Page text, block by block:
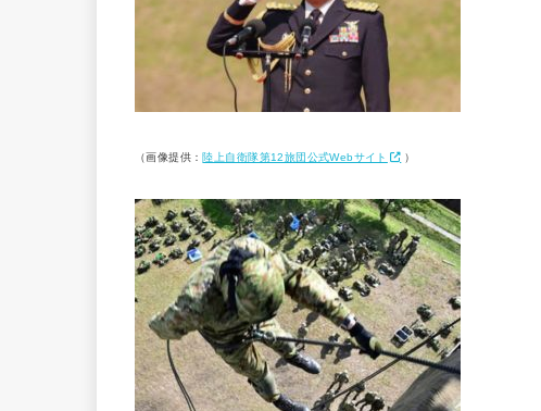
（画像提供：陸上自衛隊第12旅団公式Webサイト ）